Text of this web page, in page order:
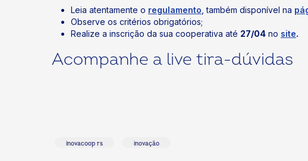
Leia atentamente o regulamento , também disponível na
Observe os critérios obrigatórios;
Realize a inscrição da sua cooperativa até 27/04 no site.
Acompanhe a live tira-dúvidas
inovacoop rs inovação